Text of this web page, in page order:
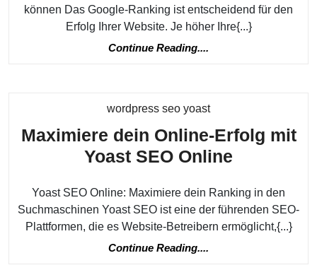
mehr
können Das Google-Ranking ist entscheidend für den
Erfolg Ihrer Website. Je höher Ihre{...}
Continue Reading....
wordpress seo yoastKategorie
Maximiere dein Online-Erfolg mit
Yoast SEO Online
Online-
Erfolg
Yoast SEO Online: Maximiere dein Ranking in den
Suchmaschinen Yoast SEO ist eine der führenden SEO-
Plattformen, die es Website-Betreibern ermöglicht,{...}
Continue Reading....